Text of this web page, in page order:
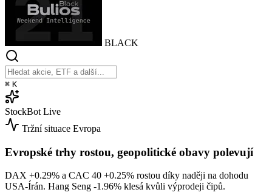
BLACK
⌘ K
StockBot Live
Tržní situace Evropa
Evropské trhy rostou, geopolitické obavy polevují
DAX +0.29% a CAC 40 +0.25% rostou díky naději na dohodu
USA-Írán. Hang Seng -1.96% klesá kvůli výprodeji čipů.